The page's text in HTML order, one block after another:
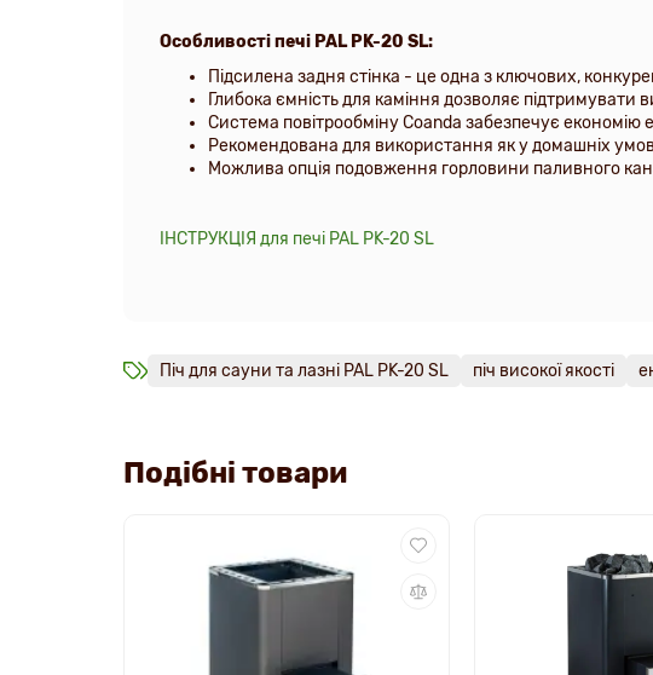
Особливості печі PAL PK-20 SL:
Підсилена задня стінка - це одна з ключових,
Глибока ємність для каміння дозволяє
Система повітрообміну Coanda забезпечує
Рекомендована для використання як у домашніх
Можлива опція подовження горловини паливного
IНСТРУКЦIЯ для печi PAL РK-20 SL
Піч для сауни та лазні PAL PK-20 SL піч високої якості
Подібні товари